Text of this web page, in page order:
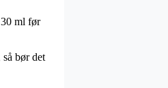
ml før
bør det